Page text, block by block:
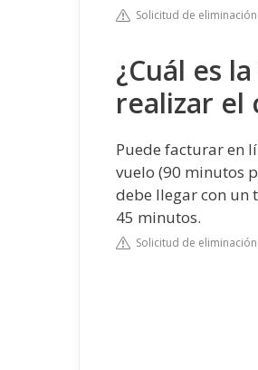
Solicitud de eliminación
¿Cuál es
realizar el
Puede facturar en
vuelo (90 minutos
debe llegar con un
45 minutos.
Solicitud de eliminación